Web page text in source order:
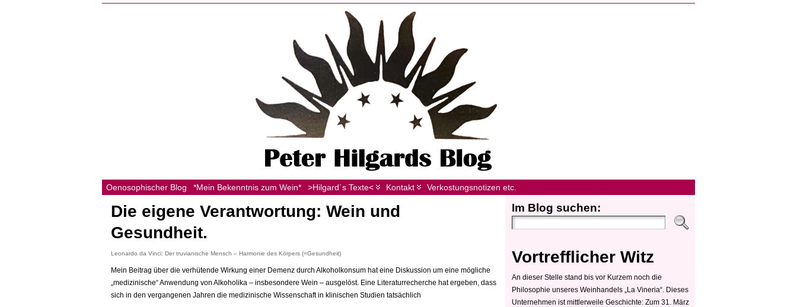
Oenosophischer Blog *Mein Bekenntnis zum Wein* >Hilgard´s Texte< Kontakt Verkostungsnotizen etc.
Die eigene Verantwortung: Wein und
Gesundheit.
Leonardo da Vinci: Der truvianische Mensch – Harmonie des Körpers (=Gesundheit)
Mein Beitrag über die verhütende Wirkung einer Demenz durch Alkoholkonsum hat eine Diskussion um eine mögliche
„medizinische“ Anwendung von Alkoholika – insbesondere Wein – ausgelöst. Eine Literaturrecherche hat ergeben, dass
sich in den vergangenen Jahren die medizinische Wissenschaft in klinischen Studien tatsächlich
Im Blog suchen:
Vortrefflicher Witz
An dieser Stelle stand bis vor Kurzem noch die
Philosophie unseres Weinhandels „La Vineria“. Dieses
Unternehmen ist mittlerweile Geschichte: Zum 31. März